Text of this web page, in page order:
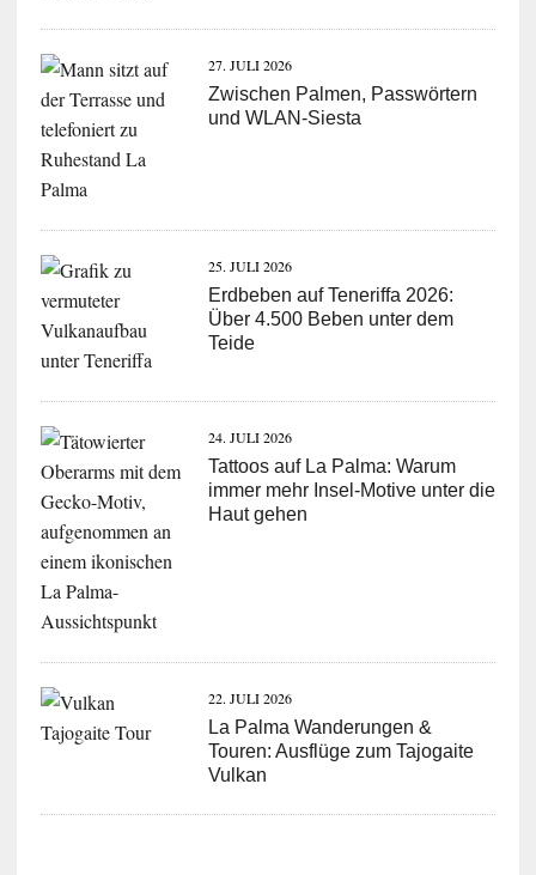
27. JULI 2026
Zwischen Palmen, Passwörtern
und WLAN-Siesta
25. JULI 2026
Erdbeben auf Teneriffa 2026:
Über 4.500 Beben unter dem
Teide
24. JULI 2026
Tattoos auf La Palma: Warum
immer mehr Insel-Motive unter die
Haut gehen
22. JULI 2026
La Palma Wanderungen &
Touren: Ausflüge zum Tajogaite
Vulkan